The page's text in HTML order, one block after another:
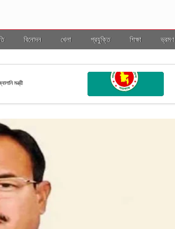
বিনোদন খেলা প্রযুক্তি শিক্ষা ভ্রমণ